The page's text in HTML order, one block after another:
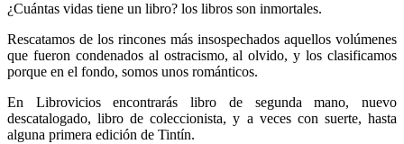
¿Cuántas vidas tiene un libro? los libros son inmortales.
Rescatamos de los rincones más insospechados aquellos volúmenes
que fueron condenados al ostracismo, al olvido, y los clasificamos
porque en el fondo, somos unos románticos.
En Librovicios encontrarás libro de segunda mano, nuevo
descatalogado, libro de coleccionista, y a veces con suerte, hasta
alguna primera edición de Tintín.